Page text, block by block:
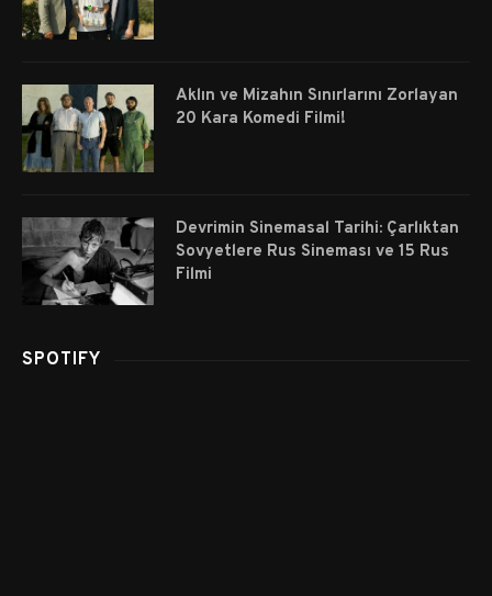
Aklın ve Mizahın Sınırlarını Zorlayan
20 Kara Komedi Filmi!
Devrimin Sinemasal Tarihi: Çarlıktan
Sovyetlere Rus Sineması ve 15 Rus
Filmi
SPOTIFY